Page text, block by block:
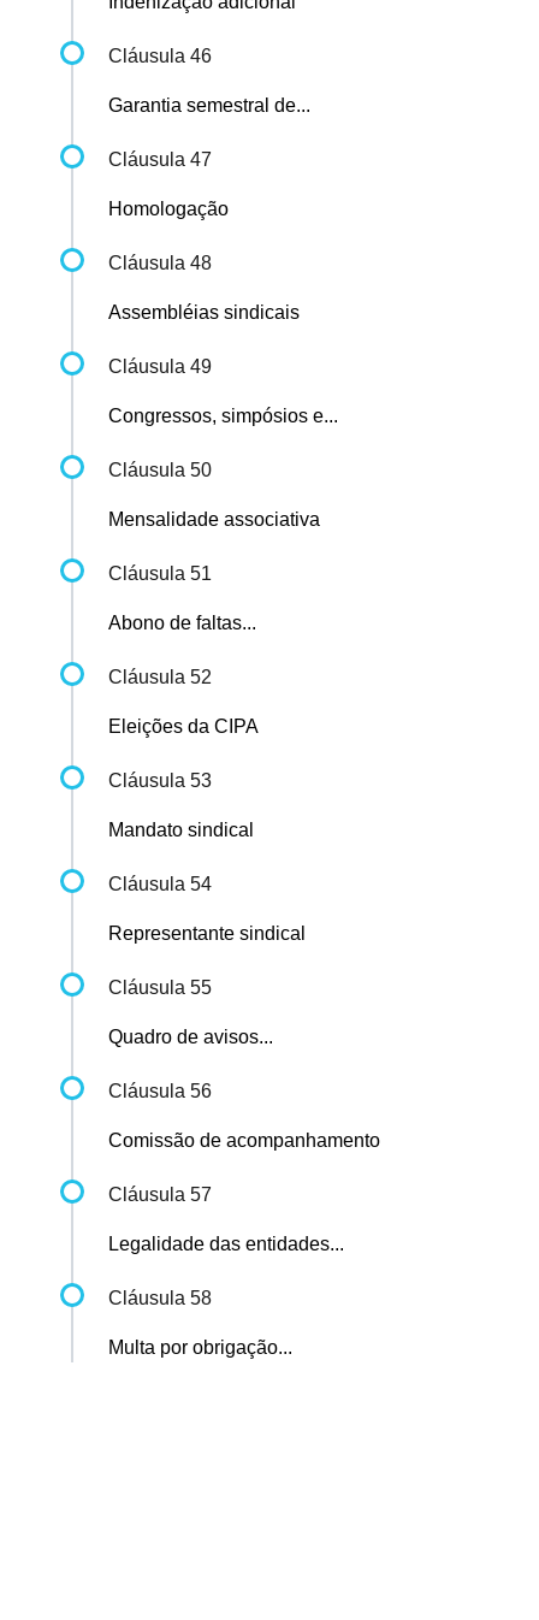
Cláusula 46
Garantia semestral de...
Cláusula 47
Homologação
Cláusula 48
Assembléias sindicais
Cláusula 49
Congressos, simpósios e...
Cláusula 50
Mensalidade associativa
Cláusula 51
Abono de faltas...
Cláusula 52
Eleições da CIPA
Cláusula 53
Mandato sindical
Cláusula 54
Representante sindical
Cláusula 55
Quadro de avisos...
Cláusula 56
Comissão de acompanhamento
Cláusula 57
Legalidade das entidades...
Cláusula 58
Multa por obrigação...